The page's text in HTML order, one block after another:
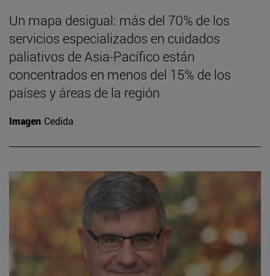
Un mapa desigual: más del 70% de los
servicios especializados en cuidados
paliativos de Asia-Pacífico están
concentrados en menos del 15% de los
países y áreas de la región
Imagen Cedida